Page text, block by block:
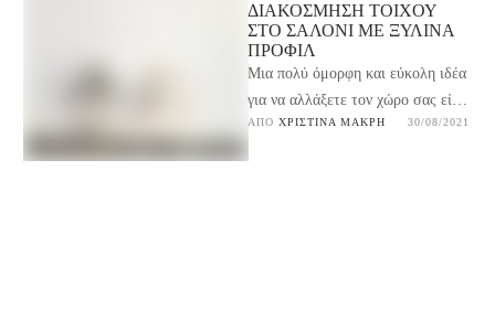
ΔΙΑΚΌΣΜΗΣΗ ΤΟΊΧΟΥ
ΣΤΟ ΣΑΛΌΝΙ ΜΕ ΞΎΛΙΝΑ
ΠΡΟΦΊΛ
Μια πολύ όμορφη και εύκολη ιδέα
για να αλλάξετε τον χώρο σας είναι
η διακόσμηση τοίχου στο σαλόνι
ΑΠΌ ΧΡΙΣΤΊΝΑ ΜΑΚΡΉ 30/08/2021